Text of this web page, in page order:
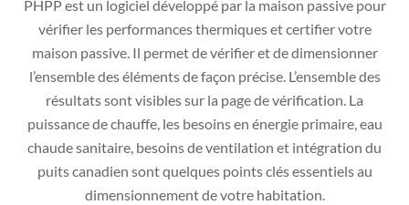
PHPP est un logiciel développé par la maison passive pour
vérifier les performances thermiques et certifier votre
maison passive. Il permet de vérifier et de dimensionner
l’ensemble des éléments de façon précise. L’ensemble des
résultats sont visibles sur la page de vérification. La
puissance de chauffe, les besoins en énergie primaire, eau
chaude sanitaire, besoins de ventilation et intégration du
puits canadien sont quelques points clés essentiels au
dimensionnement de votre habitation.